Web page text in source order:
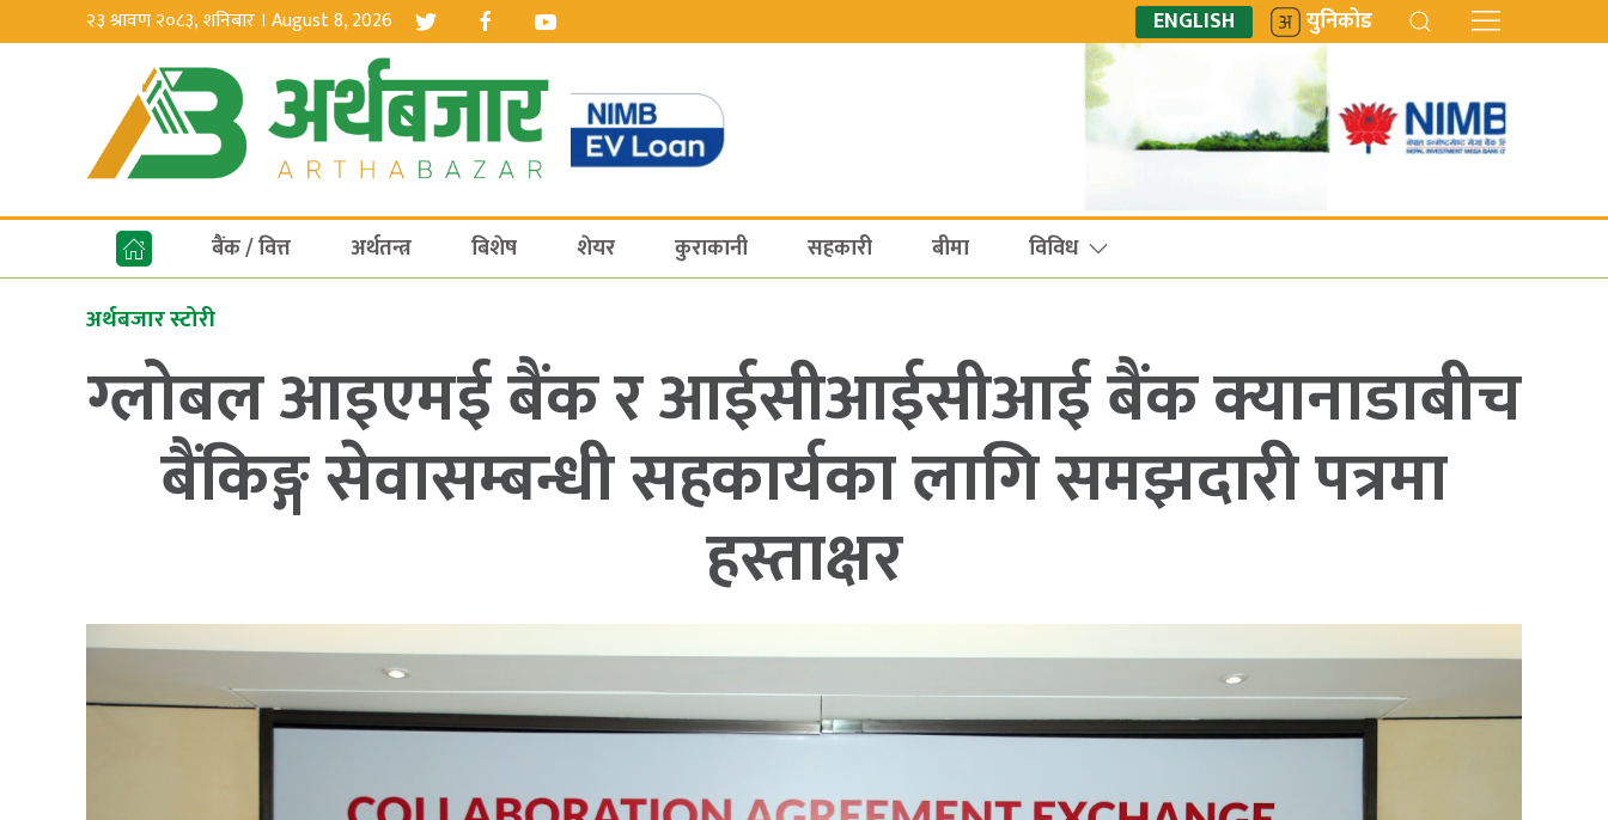
२३ श्रावण २०८३, शनिबार । August 8, 2026 ENGLISH युनिकोड
बैंक / वित्त अर्थतन्त्र बिशेष शेयर कुराकानी सहकारी बीमा विविध
अर्थबजार स्टोरी
ग्लोबल आइएमई बैंक र आईसीआईसीआई बैंक क्यानाडाबीच
बैंकिङ्ग सेवासम्बन्धी सहकार्यका लागि समझदारी पत्रमा
हस्ताक्षर